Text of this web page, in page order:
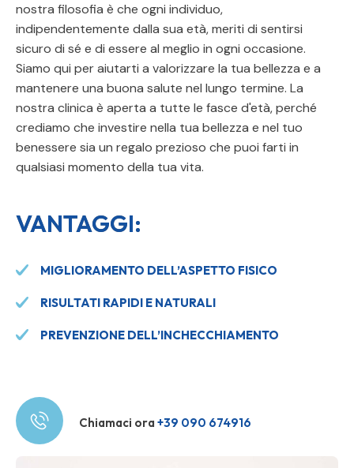
nostra filosofia è che ogni individuo,
indipendentemente dalla sua età, meriti di sentirsi
sicuro di sé e di essere al meglio in ogni occasione.
Siamo qui per aiutarti a valorizzare la tua bellezza e a
mantenere una buona salute nel lungo termine. La
nostra clinica è aperta a tutte le fasce d'età, perché
crediamo che investire nella tua bellezza e nel tuo
benessere sia un regalo prezioso che puoi farti in
qualsiasi momento della tua vita.
VANTAGGI:
MIGLIORAMENTO DELL’ASPETTO FISICO
RISULTATI RAPIDI E NATURALI
PREVENZIONE DELL’INCHECCHIAMENTO
Chiamaci ora +39 090 674916